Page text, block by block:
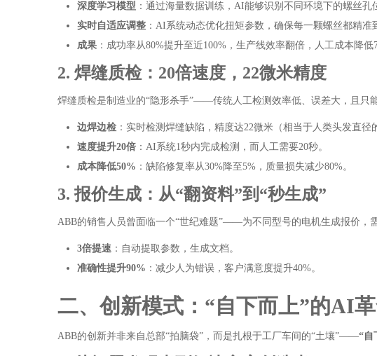
深度学习模型 ：通过海量数据训练，AI能够识别不同环境下的螺丝孔
实时自适应调整 ：AI系统动态优化扭矩参数，确保每一颗螺丝都精准
成果 ：成功率从80%提升至近100%，生产线效率翻倍，人工成本降低
2. 焊缝质检：20倍速度，22微米精度
焊缝质检是制造业的“隐形杀手”——传统人工检测效率低、误差大，且只
边焊边检 ：实时检测焊缝缺陷，精度达22微米（相当于人类头发直径
速度提升20倍 ：AI系统1秒内完成检测，而人工需要20秒。
成本降低50% ：缺陷修复率从30%降至5%，质量损失减少80%。
3. 报价生成：从“翻资料”到“秒生成”
ABB的销售人员曾面临一个“世纪难题”——为不同型号的电机生成报价，
3倍提速 ：自动提取参数，生成文档。
准确性提升90% ：减少人为错误，客户满意度提升40%。
二、创新模式：“自下而上”的AI
ABB的创新并非来自总部“拍脑袋”，而是扎根于工厂车间的“土壤”——“自